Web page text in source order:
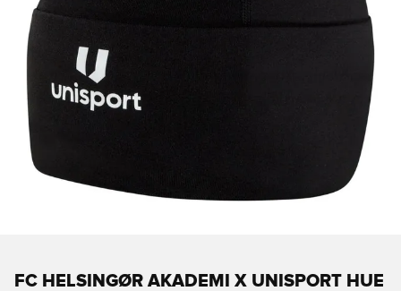
FC HELSINGØR AKADEMI X UNISPORT HUE